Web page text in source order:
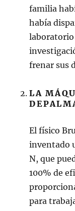
familia
había
laboratorio
frenar sus
LA
El físico
inventado
N, que
100% de
para